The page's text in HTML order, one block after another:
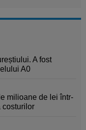
A fost
A0
milioane de lei într-
costurilor